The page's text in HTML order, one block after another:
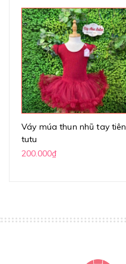
Váy múa thun nhũ tay tiên
tutu
200.000₫